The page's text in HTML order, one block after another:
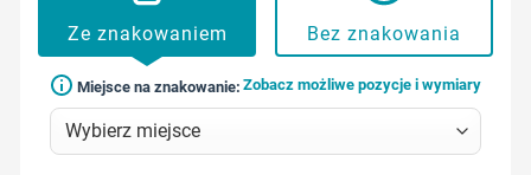
Ze znakowaniem Bez znakowania
Miejsce na znakowanie: Zobacz możliwe pozycje i wymiary